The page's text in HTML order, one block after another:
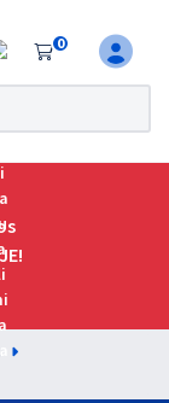
0